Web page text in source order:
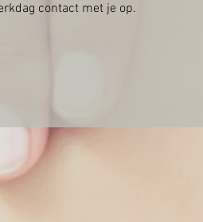
contact met je op.